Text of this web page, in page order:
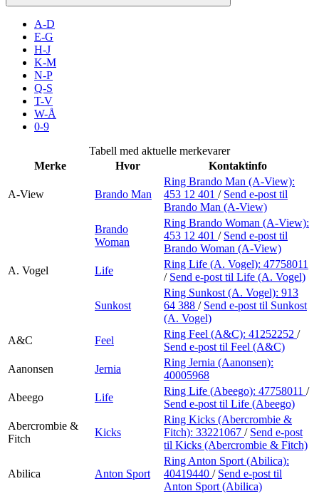
Inspirasjon
Søk
Praktisk informasjon
Ledige stillinger
Gavekort
Best på service
A-D
E-G
H-J
K-M
N-P
Q-S
T-V
W-Å
0-9
Tabell med aktuelle merkevarer
Merke
Hvor Kontaktinfo
A-View Brando Man
Ring Brando Man (A-View):
453 12 401 / Send e-post til
Brando Man (A-View)
Brando
Woman
Ring Brando Woman (A-View):
453 12 401 / Send e-post til
Brando Woman (A-View)
A. Vogel
Life
Ring Life (A. Vogel): 47758011
/ Send e-post til Life (A. Vogel)
Sunkost
Ring Sunkost (A. Vogel): 913
64 388 / Send e-post til Sunkost
(A. Vogel)
A&C
Feel
Ring Feel (A&C): 41252252 /
Send e-post til Feel (A&C)
Aanonsen
Jernia
Ring Jernia (Aanonsen):
40005968
Abeego
Life
Ring Life (Abeego): 47758011 /
Send e-post til Life (Abeego)
Abercrombie &
Fitch
Kicks
Ring Kicks (Abercrombie &
Fitch): 33221067 / Send e-post
til Kicks (Abercrombie & Fitch)
Abilica Anton Sport
Ring Anton Sport (Abilica):
40419440 / Send e-post til
Anton Sport (Abilica)